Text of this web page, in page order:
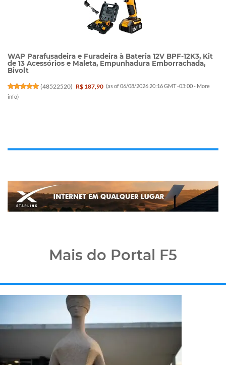
WAP Parafusadeira e Furadeira à Bateria 12V BPF-12K3, Kit
de 13 Acessórios e Maleta, Empunhadura Emborrachada,
Bivolt
(48522520) R$ 187,90 (as of 06/08/2026 20:16 GMT -03:00 - More
info)
Mais do Portal F5